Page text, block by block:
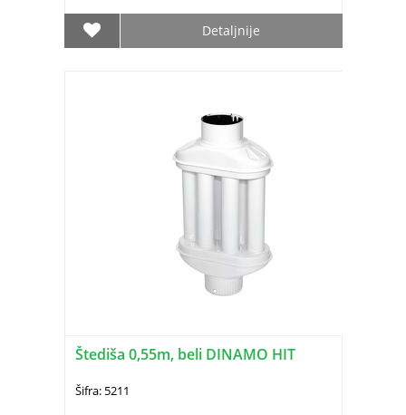
Detaljnije
Štediša 0,55m, beli DINAMO HIT
Šifra: 5211